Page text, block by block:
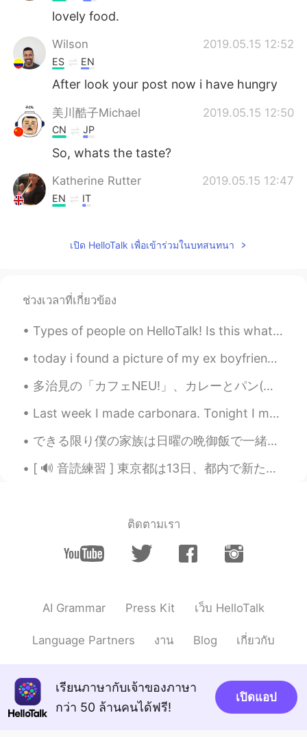
lovely food.
Wilson 2019.05.15 12:52
ES EN
After look your post now i have hungry
美川酷子Michael 2019.05.15 12:50
CN JP
So, whats the taste?
Katherine Rutter 2019.05.15 12:47
EN IT
Jaffa cakes and clotted cream are lovely.
horrendous!
美川酷子Michael 2019.05.15 12:44
CN JP
ES EN
Escuche que ustedes tienen muchos
walkers!!! I like it’s :)
เปิด HelloTalk เพื่อเข้าร่วมในบทสนทนา
ช่วงเวลาที่เกี่ยวข้อง
Types of people on HelloTalk! Is this what you came here for? Let me know in the comments! Subti...
today i found a picture of my ex boyfriend and me but when I saw it, I didn’t feel upset for the ...
多治見の「カフェNEU!」、カレーとパン(カレーパンじゃない)のカフェです。このカフェはレトロスタイルがあります。内側は家具の多くのスタイルです。 食べ物はカレープレート、選択は5種類のカレーま...
Last week I made carbonara. Tonight I made a Ragu using beef shoulder that I cooked in wine and p...
できる限り僕の家族は日曜の晩御飯で一緒に食べています。😂😊 今回は日本料理。 食べてるところで、こういう会話になりました。 妹: ねーお兄ちゃんは日本語勉強してるね？日本人は食べる前に何か言...
[ 🔊 音読練習 ] 東京都は13日、都内で新たに330人が新型コロナウイルスに感染していることを確認したと発表しました。13日までの7日間平均は前の週の104.3％と増加しています。また、都...
ติดตามเรา
AI Grammar Press Kit เว็บ HelloTalk
Language Partners งาน Blog เกี่ยวกับ
เรียนภาษากับเจ้าของภาษา
กว่า 50 ล้านคนได้ฟรี!
เปิดแอป